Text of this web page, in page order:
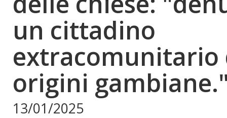
un cittadino
extracomunitario
origini
13/01/2025